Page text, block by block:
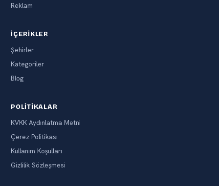
Reklam
İÇERIKLER
Şehirler
Kategoriler
Blog
POLITIKALAR
KVKK Aydınlatma Metni
Çerez Politikası
Kullanım Koşulları
Gizlilik Sözleşmesi